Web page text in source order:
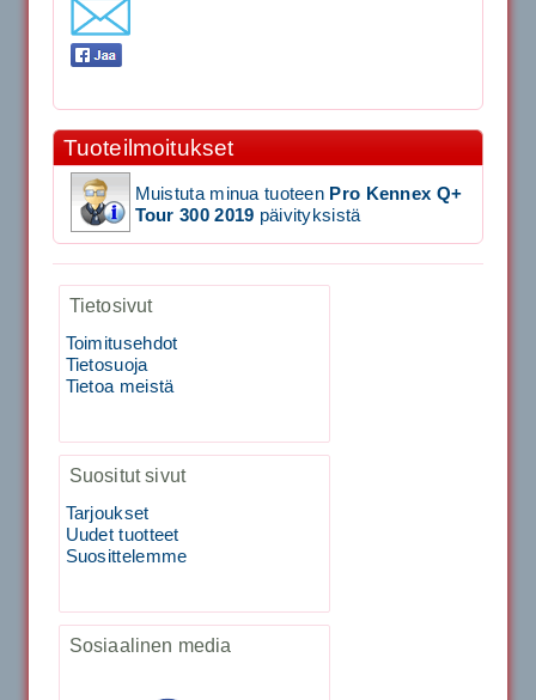
Signum S-7000 Jännityskone (Pöytämalli)
1,650.00€
SIGNUM S-7000 &...
Signum S-7000 Jännityskone (Jalustamalli)
40883 Harjasosa hiekkanurmiharjaan
29.00€
Vaihto harjasosa hie...
Kirschbaum Flash Shark 200m
Käsiystäv&...
Tuoteilmoitukset
Muistuta minua tuoteen Pro Kennex Q+
Tour 300 2019 päivityksistä
Tietosivut
Toimitusehdot
Tietosuoja
Tietoa meistä
Suositut sivut
Tarjoukset
Uudet tuotteet
Suosittelemme
Sosiaalinen media